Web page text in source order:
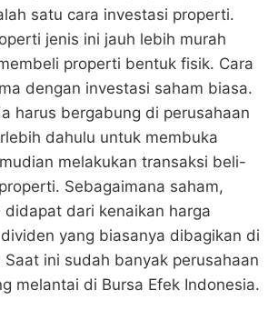
satu cara investasi properti.
jenis ini jauh lebih murah
properti bentuk fisik. Cara
dengan investasi saham biasa.
harus bergabung di perusahaan
dahulu untuk membuka
melakukan transaksi beli-
Sebagaimana saham,
didapat dari kenaikan harga
yang biasanya dibagikan di
Saat ini sudah banyak perusahaan
melantai di Bursa Efek Indonesia.